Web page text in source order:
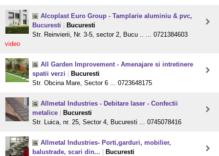
Alcoplast Euro Group - Tamplarie aluminiu & pvc,
Bucuresti
Bucuresti
Str. Reinvierii, Nr. 3-5, sector 2, Bucu .. ... 0721384603
video
All Garden Improvement - Amenajare si intretinere
spatii verzi
Bucuresti
Str. Obcina Mare, Sector 6 ... 0723648175
Allmetal Industries - Debitare laser - Confectii
metalice
Bucuresti
Str. Luica, nr. 25, Sector 4, Bucuresti ... 0745078416
Allmetal Industries- Porti,garduri, mobilier,
balustrade, scari din...
Bucuresti